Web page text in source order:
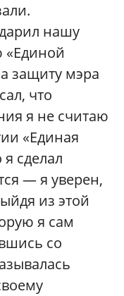
нашу
«Единой
защиту мэра
что
я не считаю
«Единая
сделал
— я уверен,
из этой
я сам
со